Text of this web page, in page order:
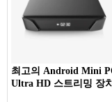
최고의 Android Mini
Ultra HD 스트리밍 장치